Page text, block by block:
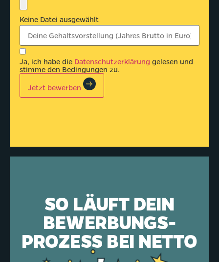
Keine Datei ausgewählt
Ja, ich habe die Datenschutzerklärung gelesen und
stimme den Bedingungen zu.
Jetzt bewerben
SO LÄUFT DEIN
BEWERBUNGS­
PROZESS BEI NETTO